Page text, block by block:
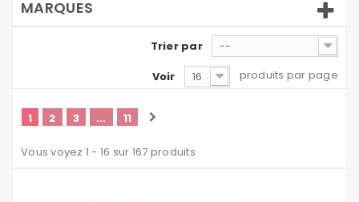
MARQUES
Trier par --
Voir 16 produits par page
1 2 3 ... 11
Vous voyez 1 - 16 sur 167 produits